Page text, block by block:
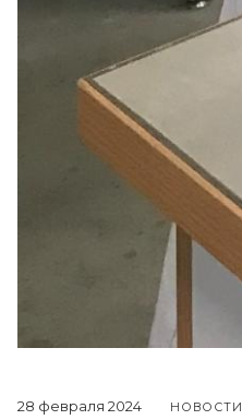
28 февраля 2024 НОВОСТИ